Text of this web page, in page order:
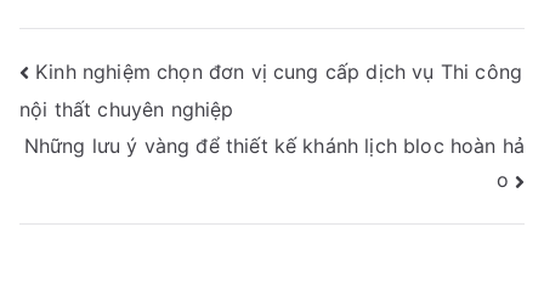
Điều
hướng
viết
Kinh nghiệm chọn đơn vị cung cấp dịch vụ Thi công
nội thất chuyên nghiệp
Những lưu ý vàng để thiết kế khánh lịch bloc hoàn hả
o